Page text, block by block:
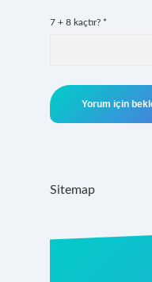
7 + 8 kaçtır? *
Sitemap